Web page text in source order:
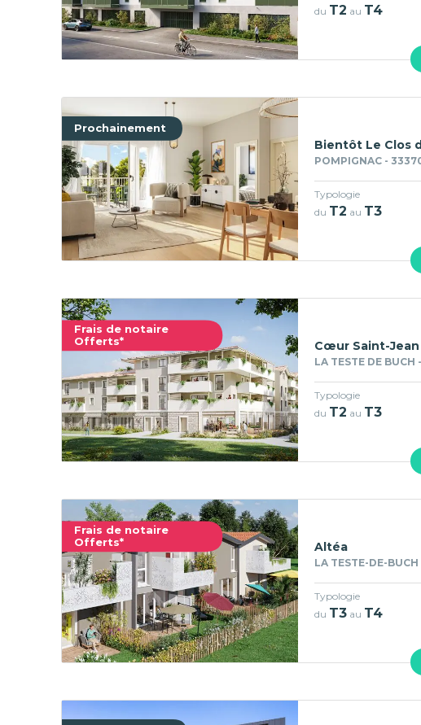
du T2 au T4
Prochainement
Bientôt Le Clos
POMPIGNAC -
Typologie
du T2 au T3
Frais de notaire
Offerts*
Cœur Saint-Jean
LA TESTE DE BUCH
Typologie
du T2 au T3
Frais de notaire
Offerts*
Altéa
LA TESTE-DE-
Typologie
du T3 au T4